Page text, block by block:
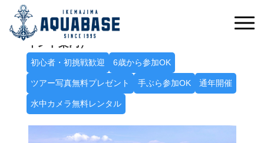
たっぷり遊んで八重干瀬を満喫！席数限定！
Ａ八重干瀬シュノーケルトリップ（2～3ポ
イント案内）
初心者・初挑戦歓迎 6歳から参加OK
ツアー写真無料プレゼント 手ぶら参加OK 通年開催
水中カメラ無料レンタル